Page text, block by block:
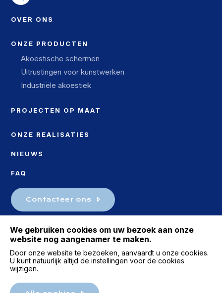
OVER ONS
ONZE PRODUCTEN
Akoestische schermen
Uitrustingen voor kunstwerken
Industriële akoestiek
PROJECTEN OP MAAT
ONZE REALISATIES
NIEUWS
FAQ
Contacteer ons
We gebruiken cookies om uw bezoek aan onze
website nog aangenamer te maken.
Door onze website te bezoeken, aanvaardt u onze cookies.
U kunt natuurlijk altijd de instellingen voor de cookies
wijzigen.